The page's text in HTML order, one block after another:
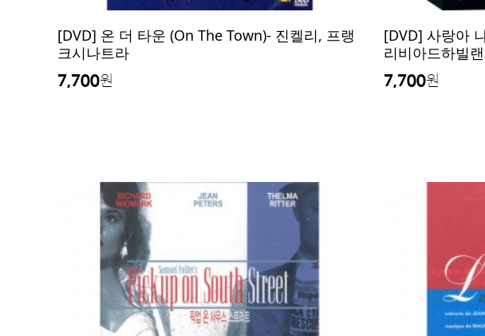
[DVD] 온 더 타운 (On The Town)- 진켈리, 프랭
크시나트라
7,700원
[DVD] 사랑아
리비아드하빌
7,700원